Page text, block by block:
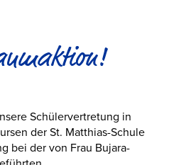
Schülervertretung in
der St. Matthias-Schule
bei der von Frau Bujara-